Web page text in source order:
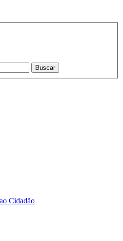
Buscar
Cidadão